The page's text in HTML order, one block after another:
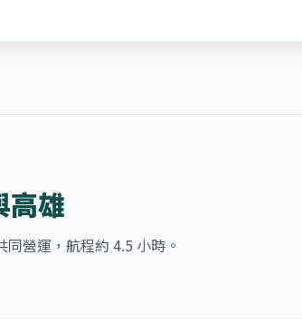
高雄
營運，航程約 4.5 小時。